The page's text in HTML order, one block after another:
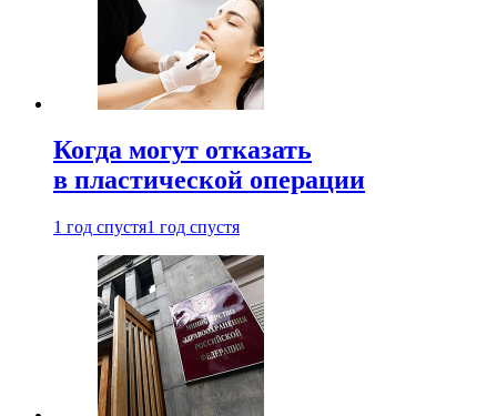
Когда могут отказать
в пластической операции
1 год спустя1 год спустя